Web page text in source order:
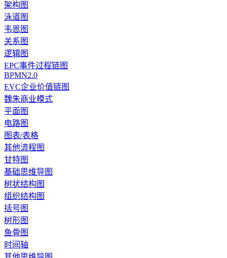
架构图
泳道图
韦恩图
关系图
逻辑图
EPC事件过程链图
BPMN2.0
EVC企业价值链图
魏朱商业模式
平面图
电路图
图表/表格
其他流程图
甘特图
基础思维导图
树状结构图
组织结构图
括号图
树形图
鱼骨图
时间轴